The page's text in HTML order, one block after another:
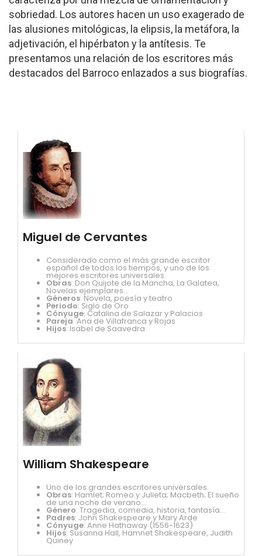
sobriedad. Los autores hacen un uso exagerado de
las alusiones mitológicas, la elipsis, la metáfora, la
adjetivación, el hipérbaton y la antítesis. Te
presentamos una relación de los escritores más
destacados del Barroco enlazados a sus biografías.
Miguel de Cervantes
Considerado como el más grande escritor
español de todos los tiempos, y uno de los
mejores escritores universales.
Obras: Don Quijote de la Mancha, La Galatea,
Novelas ejemplares...
Géneros: Novela, poesía y teatro
Periodo: Siglo de Oro
Cónyuge: Catalina de Salazar y Palacios
Pareja: Ana de Villafranca y Rojas
Hijos: Isabel de Saavedra
William Shakespeare
Uno de los grandes escritores universales.
Obras: Hamlet; Romeo y Julieta; Macbeth; El sueño
de una noche de verano...
Género: Tragedia, comedia, historia, fantasía...
Padres: John Shakespeare y Mary Arde
Cónyuge: Anne Hathaway (1556-1623)
Hijos: Susanna Hall, Hamnet Shakespeare, Judith
Quiney